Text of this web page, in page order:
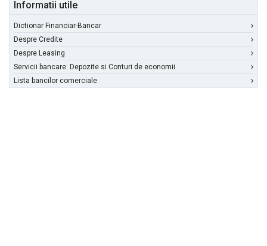
Informatii utile
Dictionar Financiar-Bancar
Despre Credite
Despre Leasing
Servicii bancare: Depozite si Conturi de economii
Lista bancilor comerciale